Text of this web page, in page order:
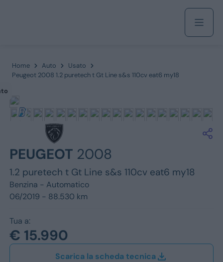
Marchi
Alfa Romeo
Home Auto
Usato
Peugeot 2008 1.2 puretech t Gt Line s&s 110cv eat6 my18
PEUGEOT 2008
1.2 puretech t Gt Line s&s 110cv eat6 my18
Benzina - Automatico
06/2019 - 88.530 km
Tua a:
€ 15.990
Scarica la scheda tecnica